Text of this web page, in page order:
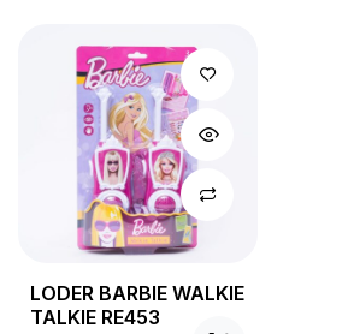
LODER BARBIE WALKIE
TALKIE RE453